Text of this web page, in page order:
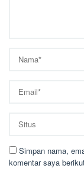
Simpan nama,
komentar saya